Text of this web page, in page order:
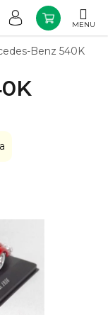
KOŠÍK
Benz 540K